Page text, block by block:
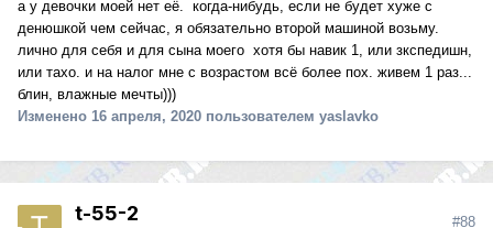
а у девочки моей нет её. когда-нибудь, если не будет хуже с
денюшкой чем сейчас, я обязательно второй машиной возьму.
лично для себя и для сына моего хотя бы навик 1, или зкспедишн,
или тахо. и на налог мне с возрастом всё более пох. живем 1 раз...
блин, влажные мечты)))
Изменено 16 апреля, 2020 пользователем yaslavko
t-55-2 #88